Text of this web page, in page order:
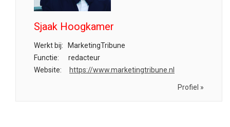
Sjaak Hoogkamer
Werkt bij:
MarketingTribune
Functie:
redacteur
Website:
https://www.marketingtribune.nl
Profiel »